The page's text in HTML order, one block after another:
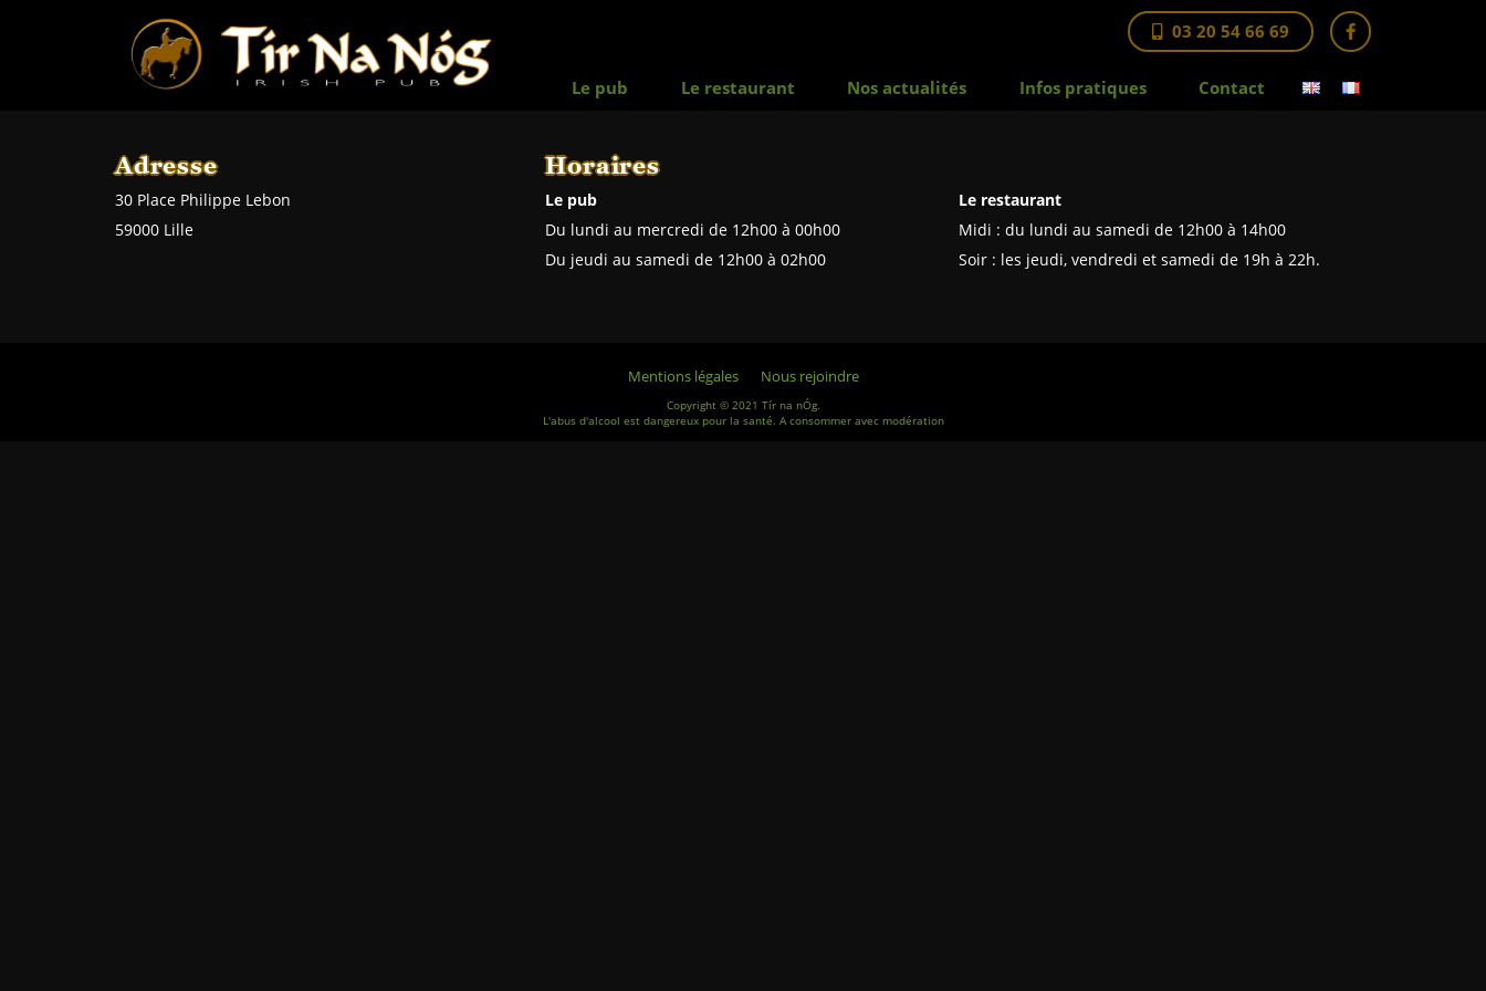
03 20 54 66 69
Le pub Le restaurant Nos actualités Infos pratiques Contact
Adresse
30 Place Philippe Lebon
59000 Lille
Horaires
Le pub
Du lundi au mercredi de 12h00 à 00h00
Du jeudi au samedi de 12h00 à 02h00
Le restaurant
Midi : du lundi au samedi de 12h00 à 14h00
Soir : les jeudi, vendredi et samedi de 19h à 22h.
Mentions légales Nous rejoindre
Copyright © 2021 Tír na nÓg.
L'abus d'alcool est dangereux pour la santé. A consommer avec modération